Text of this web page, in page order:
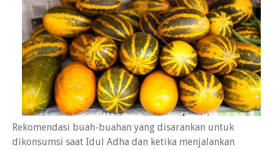
Rekomendasi buah-buahan yang disarankan untuk
dikonsumsi saat Idul Adha dan ketika menjalankan